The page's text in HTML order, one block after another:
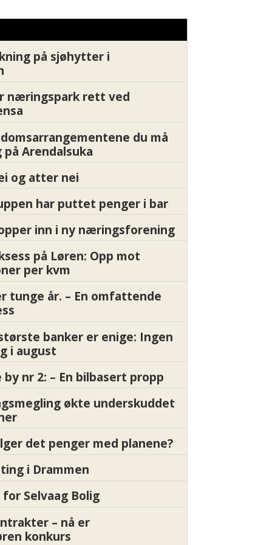
på sjøhytter i
næringspark rett ved
du må
Arendalsuka
og atter nei
har puttet penger i bar
inn i ny næringsforening
på Løren: Opp mot
per kvm
tunge år. – En omfattende
banker er enige: Ingen
i august
nr 2: – En bilbasert propp
økte underskuddet
det penger med planene?
i Drammen
for Selvaag Bolig
– nå er
konkurs